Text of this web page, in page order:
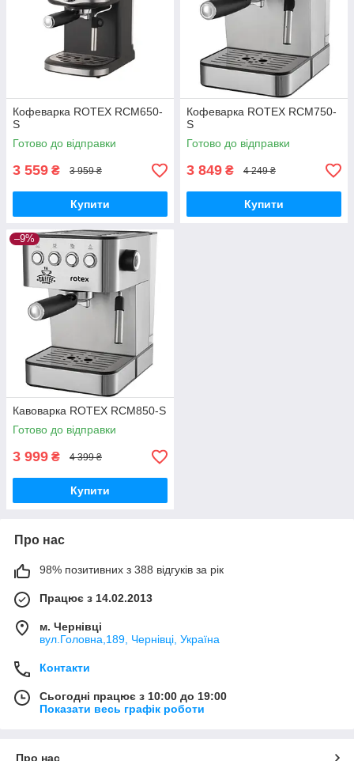
Кофеварка ROTEX RCM650-
S
Готово до відправки
3 559 ₴ 3 959 ₴
Купити
Кофеварка ROTEX RCM750-
S
Готово до відправки
3 849 ₴ 4 249 ₴
Купити
–9%
Кавоварка ROTEX RCM850-S
Готово до відправки
3 999 ₴ 4 399 ₴
Купити
Про нас
98% позитивних з 388 відгуків за рік
Працює з 14.02.2013
м. Чернівці
вул.Головна,189, Чернівці, Україна
Контакти
Сьогодні працює з 10:00 до 19:00
Показати весь графік роботи
Про нас